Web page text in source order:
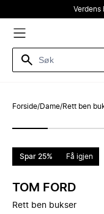
Verdens
Forside/Dame/Rett ben
Spar 25% Få igjen
TOM FORD
Rett ben bukser